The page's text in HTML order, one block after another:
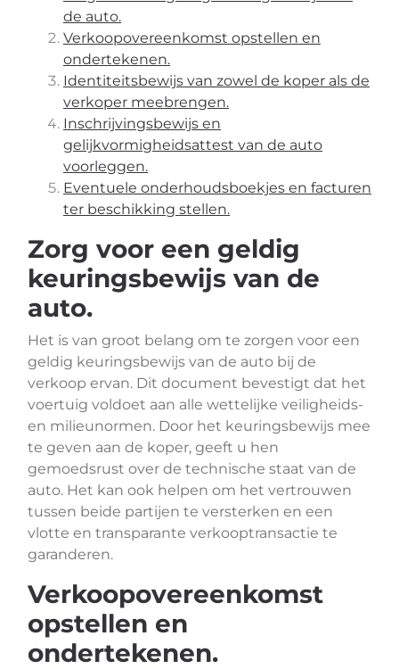
de auto.
Verkoopovereenkomst opstellen en
ondertekenen.
Identiteitsbewijs van zowel de koper als de
verkoper meebrengen.
Inschrijvingsbewijs en
gelijkvormigheidsattest van de auto
voorleggen.
Eventuele onderhoudsboekjes en facturen
ter beschikking stellen.
Zorg voor een geldig
keuringsbewijs van de
auto.
Het is van groot belang om te zorgen voor een
geldig keuringsbewijs van de auto bij de
verkoop ervan. Dit document bevestigt dat het
voertuig voldoet aan alle wettelijke veiligheids-
en milieunormen. Door het keuringsbewijs mee
te geven aan de koper, geeft u hen
gemoedsrust over de technische staat van de
auto. Het kan ook helpen om het vertrouwen
tussen beide partijen te versterken en een
vlotte en transparante verkooptransactie te
garanderen.
Verkoopovereenkomst
opstellen en
ondertekenen.